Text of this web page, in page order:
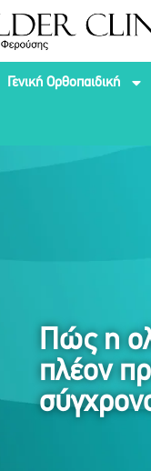
Γενική Ορθοπαιδική
Πώς η
πλέον